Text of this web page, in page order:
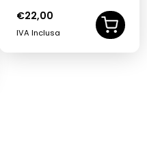
€22,00
IVA Inclusa